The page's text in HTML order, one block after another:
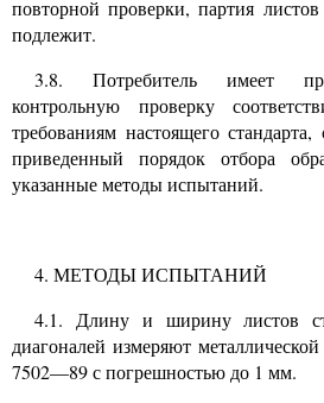
повторной проверки, партия
подлежит.
3.8. Потребитель имеет
контрольную проверку
требованиям настоящего
приведенный порядок отбора
указанные методы испытаний.
4. МЕТОДЫ ИСПЫТАНИЙ
4.1. Длину и ширину листов
диагоналей измеряют
7502—89с погрешностью до 1 мм.